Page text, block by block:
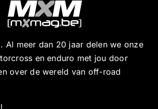
Al meer dan 20 jaar delen we onze
en enduro met jou door
over de wereld van off-road